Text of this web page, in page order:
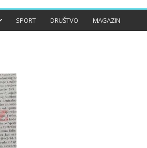
SPORT DRUŠTVO MAGAZIN